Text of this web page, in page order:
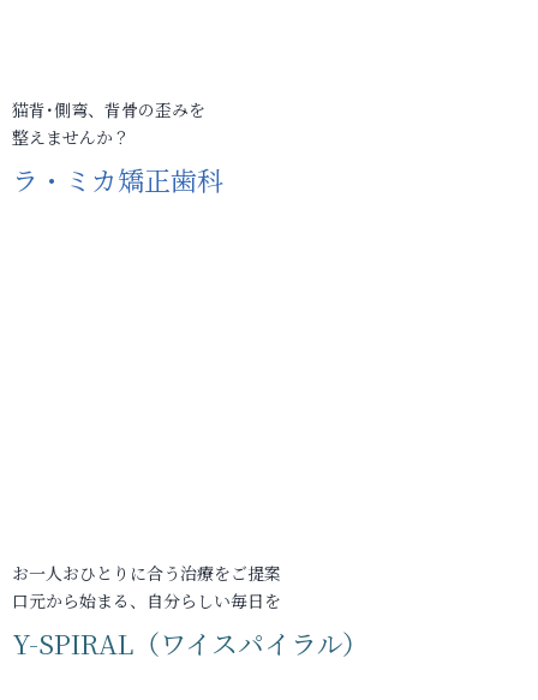
猫背･側弯、背骨の歪みを
整えませんか？
ラ・ミカ矯正歯科
お一人おひとりに合う治療をご提案
口元から始まる、自分らしい毎日を
Y-SPIRAL（ワイスパイラル）